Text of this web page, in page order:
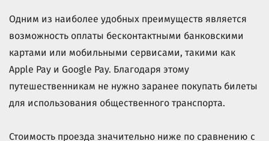
Одним из наиболее удобных преимуществ является
возможность оплаты бесконтактными банковскими
картами или мобильными сервисами, такими как
Apple Pay и Google Pay. Благодаря этому
путешественникам не нужно заранее покупать билеты
для использования общественного транспорта.
Стоимость проезда значительно ниже по сравнению с